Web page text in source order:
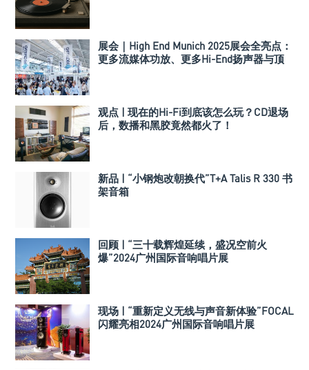
展会｜High End Munich 2025展会全亮点：
更多流媒体功放、更多Hi-End扬声器与顶
观点 | 现在的Hi-Fi到底该怎么玩？CD退场
后，数播和黑胶竟然都火了！
新品 | “小钢炮改朝换代”T+A Talis R 330 书
架音箱
回顾 | “三十载辉煌延续，盛况空前火
爆”2024广州国际音响唱片展
现场 | “重新定义无线与声音新体验”FOCAL
闪耀亮相2024广州国际音响唱片展